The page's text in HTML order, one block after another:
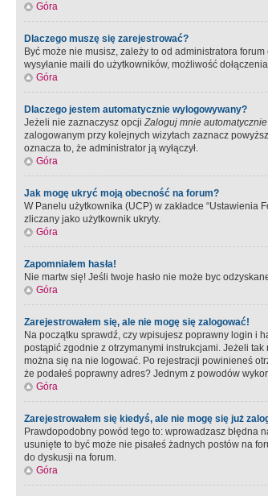
Góra
Dlaczego muszę się zarejestrować?
Być może nie musisz, zależy to od administratora
wysyłanie maili do użytkowników, możliwość
Góra
Dlaczego jestem automatycznie wylogowywany?
Jeżeli nie zaznaczysz opcjiZaloguj mnie
zalogowanym przy kolejnych wizytach zaznacz
oznacza to, że administrator ją wyłączył.
Góra
Jak mogę ukryć moją obecność na forum?
W Panelu użytkownika (UCP) w zakładce
zliczany jako użytkownik ukryty.
Góra
Zapomniałem hasła!
Nie martw się! Jeśli twoje hasło nie może byc
Góra
Zarejestrowałem się, ale nie mogę się zalogować!
Na początku sprawdź, czy wpisujesz poprawny login i
postąpić zgodnie z otrzymanymi instrukcjami. Jeżeli
można się na nie logować. Po rejestracji powinieneś
że podałeś poprawny adres? Jednym z powodów
Góra
Zarejestrowałem się kiedyś, ale nie mogę się już
Prawdopodobny powód tego to: wprowadzasz błędna
usunięte to być może nie pisałeś żadnych postów na
do dyskusji na forum.
Góra